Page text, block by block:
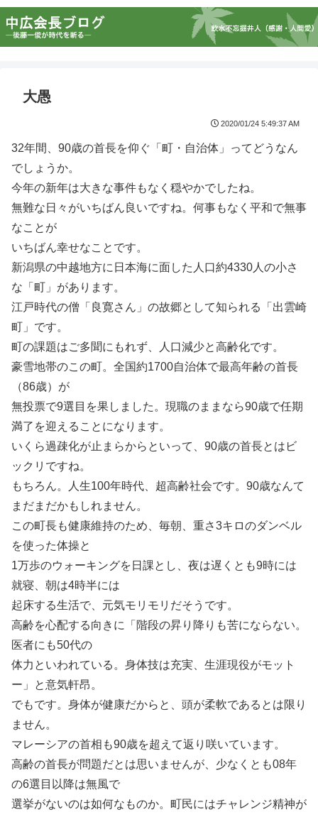
大愚
2020/01/24 5:49:37 AM
32年間、90歳の首長を仰ぐ「町・自治体」ってどうなん
でしょうか。
今年の新年は大きな事件もなく穏やかでしたね。
無難な日々がいちばん良いですね。何事もなく平和で無事
なことが
いちばん幸せなことです。
新潟県の中越地方に日本海に面した人口約4330人の小さ
な「町」があります。
江戸時代の僧「良寛さん」の故郷として知られる「出雲崎
町」です。
町の課題はご多聞にもれず、人口減少と高齢化です。
豪雪地帯のこの町。全国約1700自治体で最高年齢の首長
（86歳）が
無投票で9選目を果しました。現職のままなら90歳で任期
満了を迎えることになります。
いくら過疎化が止まらからといって、90歳の首長とはビ
ックリですね。
もちろん。人生100年時代、超高齢社会です。90歳なんて
まだまだかもしれません。
この町長も健康維持のため、毎朝、重さ3キロのダンベル
を使った体操と
1万歩のウォーキングを日課とし、夜は遅くとも9時には
就寝、朝は4時半には
起床する生活で、元気モリモリだそうです。
高齢を心配する向きに「階段の昇り降りも苦にならない。
医者にも50代の
体力といわれている。身体技は充実、生涯現役がモット
ー」と意気軒昂。
でもです。身体が健康だからと、頭が柔軟であるとは限り
ません。
マレーシアの首相も90歳を超えて返り咲いています。
高齢の首長が問題だとは思いませんが、少なくとも08年
の6選目以降は無風で
選挙がないのは如何なものか。町民にはチャレンジ精神が